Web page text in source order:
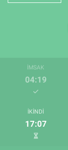
İMSAK
04:19
İKINDI
17:07